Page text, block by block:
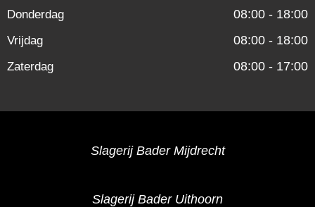
Donderdag 08:00 - 18:00
Vrijdag 08:00 - 18:00
Zaterdag 08:00 - 17:00
Slagerij Bader Mijdrecht
Slagerij Bader Uithoorn